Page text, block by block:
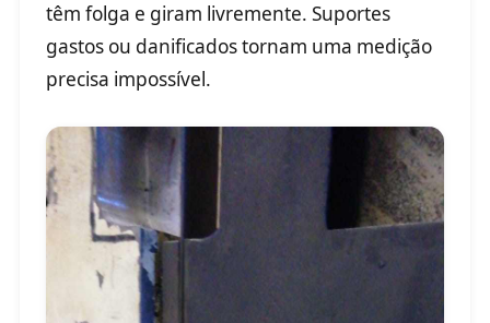
têm folga e giram livremente. Suportes
gastos ou danificados tornam uma medição
precisa impossível.